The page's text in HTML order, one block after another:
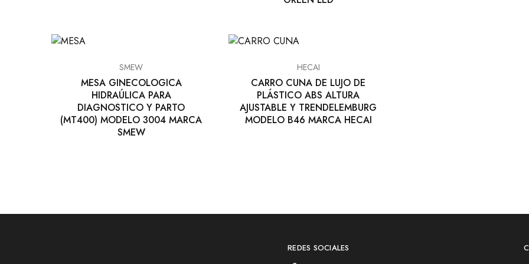
SMEW
MESA GINECOLOGICA
HIDRAÚLICA PARA
DIAGNOSTICO Y PARTO
(MT400) MODELO 3004 MARCA
SMEW
HECAI
CARRO CUNA DE LUJO DE
PLÁSTICO ABS ALTURA
AJUSTABLE Y TRENDELEMBURG
MODELO B46 MARCA HECAI
REDES SOCIALES